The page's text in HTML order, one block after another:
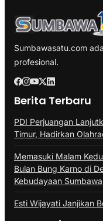
Sumbawasatu.com
profesional.
Berita Terbaru
PDI Perjuangan
Timur, Hadirkan
Memasuki Malam
Bulan Bung Karno di
Kebudayaan Sumbawa
Esti Wijayati Janjikan